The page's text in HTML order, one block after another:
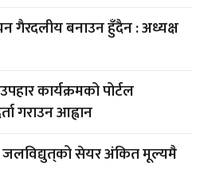
गैरदलीय बनाउन हुँदैन : अध्यक्ष
कार्यक्रमको पोर्टल
गराउन आह्वान
जलविद्युत्‌को सेयर अंकित मूल्यमै